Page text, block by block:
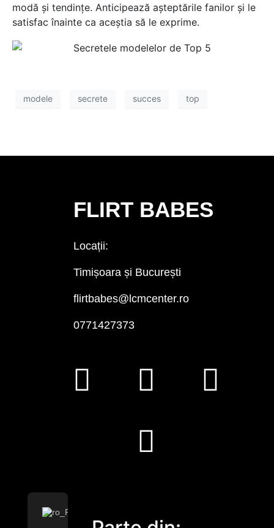
modă și tendințe. Anticipează așteptările fanilor și le
satisfac înainte ca aceștia să le exprime.
modele secrete succes top
FLIRT BABES
Locații:
Timișoara și București
flirtbabes@lcmcenter.ro
0771427373